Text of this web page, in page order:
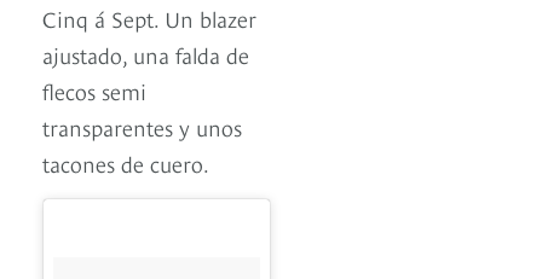
Cinq á Sept. Un blazer
ajustado, una falda de
flecos semi
transparentes y unos
tacones de cuero.